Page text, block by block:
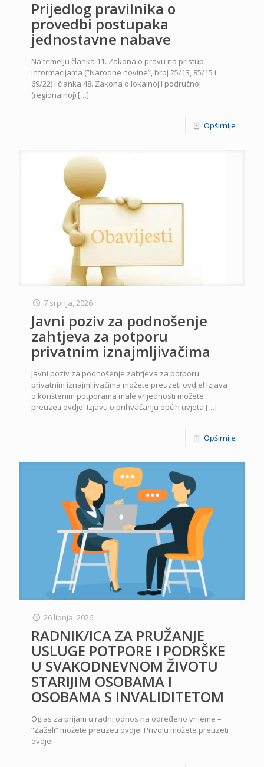
Prijedlog pravilnika o
provedbi postupaka
jednostavne nabave
Na temelju članka 11. Zakona o pravu na pristup
informacijama (”Narodne novine”, broj 25/13, 85/15 i
69/22) i članka 48. Zakona o lokalnoj i područnoj
(regionalnoj) […]
Opširnije
7 srpnja, 2026
Javni poziv za podnošenje
zahtjeva za potporu
privatnim iznajmljivačima
Javni poziv za podnošenje zahtjeva za potporu
privatnim iznajmljivačima možete preuzeti ovdje! Izjava
o korištenim potporama male vrijednosti možete
preuzeti ovdje! Izjavu o prihvaćanju općih uvjeta […]
Opširnije
26 lipnja, 2026
RADNIK/ICA ZA PRUŽANJE
USLUGE POTPORE I PODRŠKE
U SVAKODNEVNOM ŽIVOTU
STARIJIM OSOBAMA I
OSOBAMA S INVALIDITETOM
Oglas za prijam u radni odnos na određeno vrijeme –
“Zaželi” možete preuzeti ovdje! Privolu možete preuzeti
ovdje!